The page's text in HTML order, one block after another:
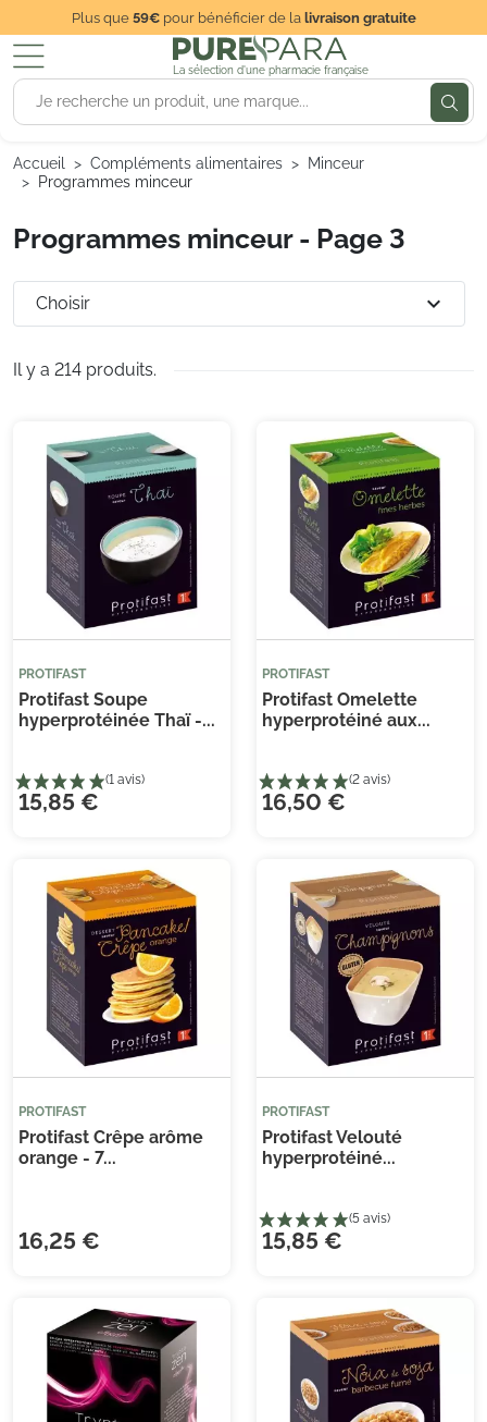
Plus que59€pour bénéficier de lalivraison gratuite
La sélection d'une pharmacie française
Accueil Compléments alimentaires
Minceur
Programmes minceur
Programmes minceur - Page 3
Il y a 214 produits.
Choisir expand_more
PROTIFAST
Protifast Soupe
hyperprotéinée Thaï -...
(1 avis)
15,85 €
PROTIFAST
Protifast Omelette
hyperprotéiné aux...
16,50 €
PROTIFAST
Protifast Crêpe arôme
orange - 7...
16,25 €
PROTIFAST
Protifast Velouté
hyperprotéiné...
15,85 €